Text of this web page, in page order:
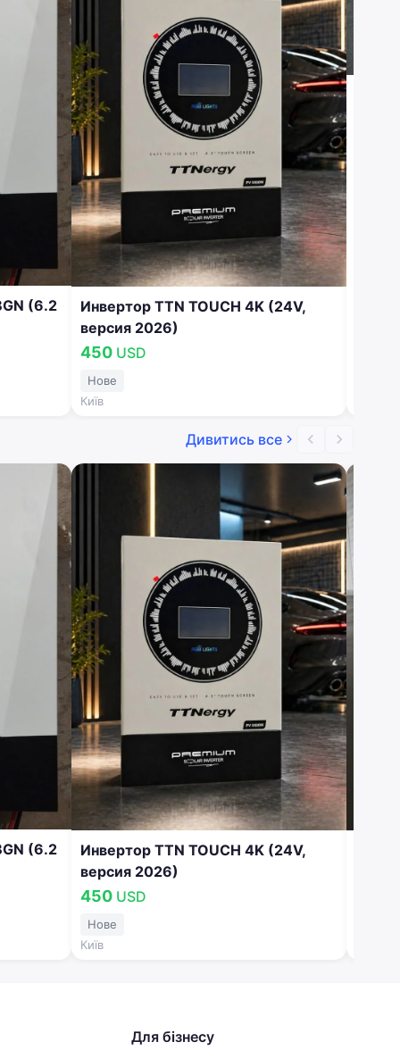
(6.2
Инвертор TTN TOUCH 4K (24V,
версия 2026)
450 USD
Нове
Київ
Дивитись все
(6.2
Инвертор TTN TOUCH 4K (24V,
версия 2026)
450 USD
Нове
Київ
Для бізнесу